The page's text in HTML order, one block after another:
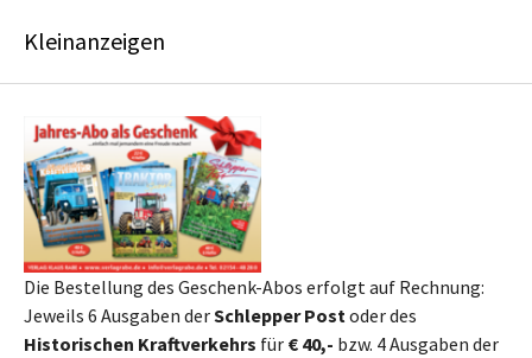
Kleinanzeigen
Die Bestellung des Geschenk-Abos erfolgt auf Rechnung:
Jeweils 6 Ausgaben derSchlepper Postoder des
Historischen Kraftverkehrs für € 40,- bzw. 4 Ausgaben der